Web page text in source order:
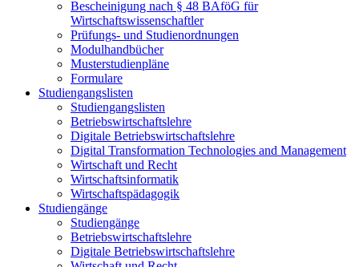
Bescheinigung nach § 48 BAföG für
Wirtschaftswissenschaftler
Prüfungs- und Studienordnungen
Modulhandbücher
Musterstudienpläne
Formulare
Studiengangslisten
Studiengangslisten
Betriebswirtschaftslehre
Digitale Betriebswirtschaftslehre
Digital Transformation Technologies and Management
Wirtschaft und Recht
Wirtschaftsinformatik
Wirtschaftspädagogik
Studiengänge
Studiengänge
Betriebswirtschaftslehre
Digitale Betriebswirtschaftslehre